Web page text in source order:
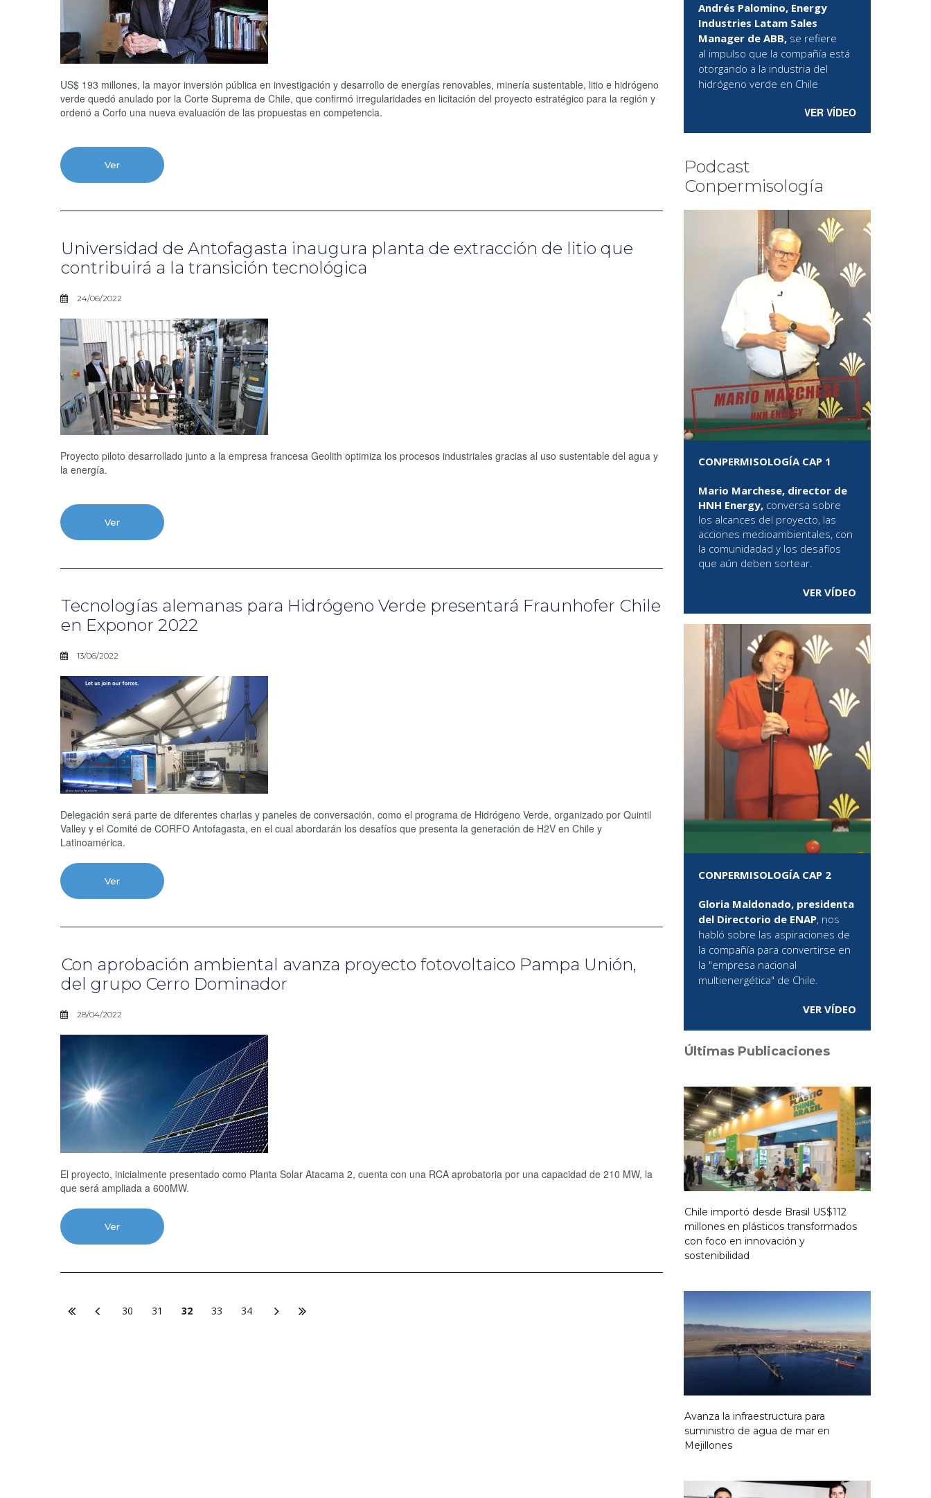
US$ 193 millones, la mayor inversión pública en investigación y desarrollo de energías renovables, minería sustentable, litio e hidrógeno
verde quedó anulado por la Corte Suprema de Chile, que confirmó irregularidades en licitación del proyecto estratégico para la región y
ordenó a Corfo una nueva evaluación de las propuestas en competencia.
Ver
Universidad de Antofagasta inaugura planta de extracción de litio que
contribuirá a la transición tecnológica
24/06/2022
Proyecto piloto desarrollado junto a la empresa francesa Geolith optimiza los procesos industriales gracias al uso sustentable del agua y
la energía.
Ver
Tecnologías alemanas para Hidrógeno Verde presentará Fraunhofer Chile
en Exponor 2022
13/06/2022
Delegación será parte de diferentes charlas y paneles de conversación, como el programa de Hidrógeno Verde, organizado por Quintil
Valley y el Comité de CORFO Antofagasta, en el cual abordarán los desafíos que presenta la generación de H2V en Chile y
Latinoamérica.
Ver
Con aprobación ambiental avanza proyecto fotovoltaico Pampa Unión,
del grupo Cerro Dominador
28/04/2022
El proyecto, inicialmente presentado como Planta Solar Atacama 2, cuenta con una RCA aprobatoria por una capacidad de 210 MW, la
que será ampliada a 600MW.
Ver
30 31 32 33 34
Andrés Palomino, Energy
Industries Latam Sales
Manager de ABB, se refiere
al impulso que la compañía está
otorgando a la industria del
hidrógeno verde en Chile
VER VÍDEO
Podcast
Conpermisología
CONPERMISOLOGÍA CAP 1
Mario Marchese, director de
HNH Energy, conversa sobre
los alcances del proyecto, las
acciones medioambientales, con
la comunidadad y los desafíos
que aún deben sortear.
VER VÍDEO
CONPERMISOLOGÍA CAP 2
Gloria Maldonado, presidenta
del Directorio de ENAP, nos
habló sobre las aspiraciones de
la compañía para convertirse en
la "empresa nacional
multienergética" de Chile.
VER VÍDEO
Últimas Publicaciones
Chile importó desde Brasil US$112
millones en plásticos transformados
con foco en innovación y
sostenibilidad
Avanza la infraestructura para
suministro de agua de mar en
Mejillones